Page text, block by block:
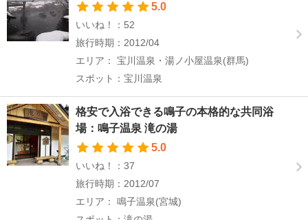
5.0
いいね！：52
旅行時期：2012/04
エリア： 宝川温泉・湯ノ小屋温泉(群馬)
スポット：宝川温泉
格安で入浴できる鳴子の本格的な共同浴
場：鳴子温泉 滝の湯
5.0
いいね！：37
旅行時期：2012/07
エリア： 鳴子温泉(宮城)